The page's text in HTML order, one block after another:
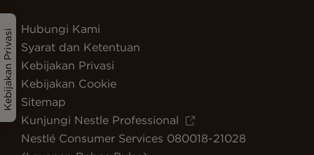
Kebijakan Privasi Hubungi Kami
Syarat dan Ketentuan
Kebijakan Privasi
Kebijakan Cookie
Sitemap
Kunjungi Nestle Professional
Nestlé Consumer Services 080018-21028